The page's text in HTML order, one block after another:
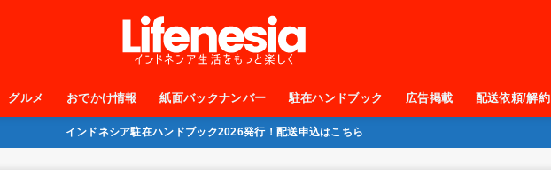
グルメ おでかけ情報 紙面バックナンバー 駐在ハンドブック 広告掲載 配送依頼/解約
インドネシア駐在ハンドブック2026発行！配送申込はこちら